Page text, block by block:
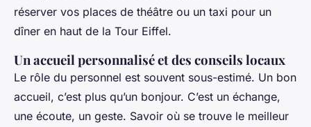
réserver vos places de théâtre ou un taxi pour un
dîner en haut de la Tour Eiffel.
Un accueil personnalisé et des conseils locaux
Le rôle du personnel est souvent sous-estimé. Un bon
accueil, c’est plus qu’un bonjour. C’est un échange,
une écoute, un geste. Savoir où se trouve le meilleur